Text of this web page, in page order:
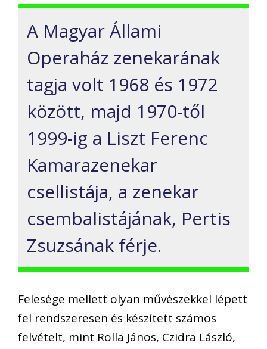
A Magyar Állami
Operaház zenekarának
tagja volt 1968 és 1972
között, majd 1970-től
1999-ig a Liszt Ferenc
Kamarazenekar
csellistája, a zenekar
csembalistájának, Pertis
Zsuzsának férje.
Felesége mellett olyan művészekkel lépett
fel rendszeresen és készített számos
felvételt, mint Rolla János, Czidra László,